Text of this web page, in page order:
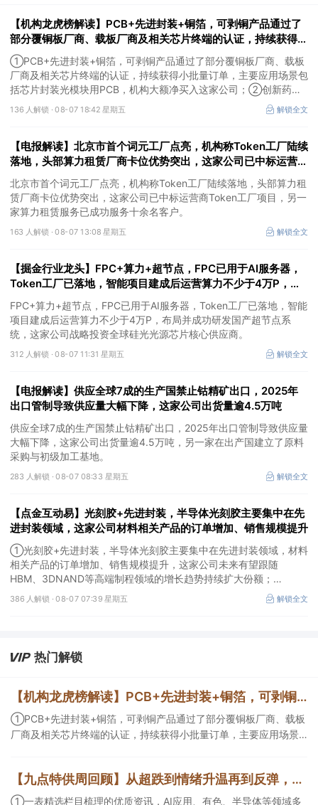
【机构龙虎榜解读】PCB+先进封装+铜箔，可剥铜产品通过了
部分覆铜板厂商、载板厂商及相关芯片终端的认证，持续获得小
批量订单，主要应用场景包括芯片封装光模块用PCB，机构大
额净买入这家公司
①PCB+先进封装+铜箔，可剥铜产品通过了部分覆铜板厂商、载板
厂商及相关芯片终端的认证，持续获得小批量订单，主要应用场景包
括芯片封装光模块用PCB，机构大额净买入这家公司；②创新药
CDMO+减肥药，收购国外知名CRO企业，在创新药API的化学合成
等方面具有丰富经验，具备承接细胞与基因治疗产品商业化受托生产
136 人解锁 ·08-07 18:42 星期五 解锁全文
【电报解读】北京市首个词元工厂点亮，机构称Token工厂陆续
落地，头部算力租赁厂商卡位优势突出，这家公司已中标运营商
Token工厂项目
北京市首个词元工厂点亮，机构称Token工厂陆续落地，头部算力租
赁厂商卡位优势突出，这家公司已中标运营商Token工厂项目，另一
家算力租赁服务已成功服务十余名客户。
163 人解锁 ·08-07 13:08 星期五 解锁全文
【掘金行业龙头】FPC+算力+超节点，FPC已用于AI服务器，
Token工厂已落地，智能项目建成后运营算力不少于4万P，这
家公司布局并成功研发国产超节点系统
FPC+算力+超节点，FPC已用于AI服务器，Token工厂已落地，智能
项目建成后运营算力不少于4万P，布局并成功研发国产超节点系
统，这家公司战略投资全球硅光光源芯片核心供应商。
312 人解锁 ·08-07 11:31 星期五 解锁全文
【电报解读】供应全球7成的生产国禁止钴精矿出口，2025年
出口管制导致供应量大幅下降，这家公司出货量逾4.5万吨
供应全球7成的生产国禁止钴精矿出口，2025年出口管制导致供应量
大幅下降，这家公司出货量逾4.5万吨，另一家在出产国建立了原料
采购与初级加工基地。
283 人解锁 ·08-07 08:33 星期五 解锁全文
【点金互动易】光刻胶+先进封装，半导体光刻胶主要集中在先
进封装领域，这家公司材料相关产品的订单增加、销售规模提升
①光刻胶+先进封装，半导体光刻胶主要集中在先进封装领域，材料
相关产品的订单增加、销售规模提升，这家公司未来有望跟随
HBM、3DNAND等高端制程领域的增长趋势持续扩大份额；
②华为+高速连接器，这家公司是深耕连接器国产核心骨干，高速互
联产品已对接导入国内头部AI服务器厂商，深度绑定华为供应链。
386 人解锁 ·08-07 07:39 星期五 解锁全文
热门解锁
【机构龙虎榜解读】PCB+先进封装+铜箔，可剥铜产品通过了部分覆铜板厂商、载板厂商及相关芯片终端的认证，持续获得小批量订单，主要应用场景包括芯片封装光模块用PCB，机构大额净买入这家公司
①PCB+先进封装+铜箔，可剥铜产品通过了部分覆铜板厂商、载板
厂商及相关芯片终端的认证，持续获得小批量订单，主要应用场景
等方面具有丰富经验，具备承接细胞与基因治疗产品商业化受托生
产的合规资质，这家公司获净买入。
【九点特供周回顾】从超跌到情绪升温再到反弹，栏目梳理AI应用题材逻辑，AI教育人气公司解读后获4连板
①一表精选栏目梳理的优质资讯，AI应用、有色、半导体等领域多